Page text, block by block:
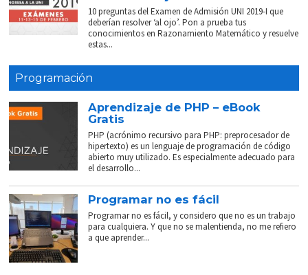
10 preguntas del Examen de Admisión UNI 2019-I que
deberían resolver ‘al ojo’. Pon a prueba tus
conocimientos en Razonamiento Matemático y resuelve
estas...
Programación
Aprendizaje de PHP – eBook
Gratis
PHP (acrónimo recursivo para PHP: preprocesador de
hipertexto) es un lenguaje de programación de código
abierto muy utilizado. Es especialmente adecuado para
el desarrollo...
Programar no es fácil
Programar no es fácil, y considero que no es un trabajo
para cualquiera. Y que no se malentienda, no me refiero
a que aprender...